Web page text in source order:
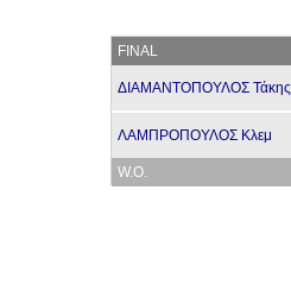
FINAL
ΔΙΑΜΑΝΤΟΠΟΥΛΟΣ Τάκης
ΛΑΜΠΡΟΠΟΥΛΟΣ Κλεμ
W.O.